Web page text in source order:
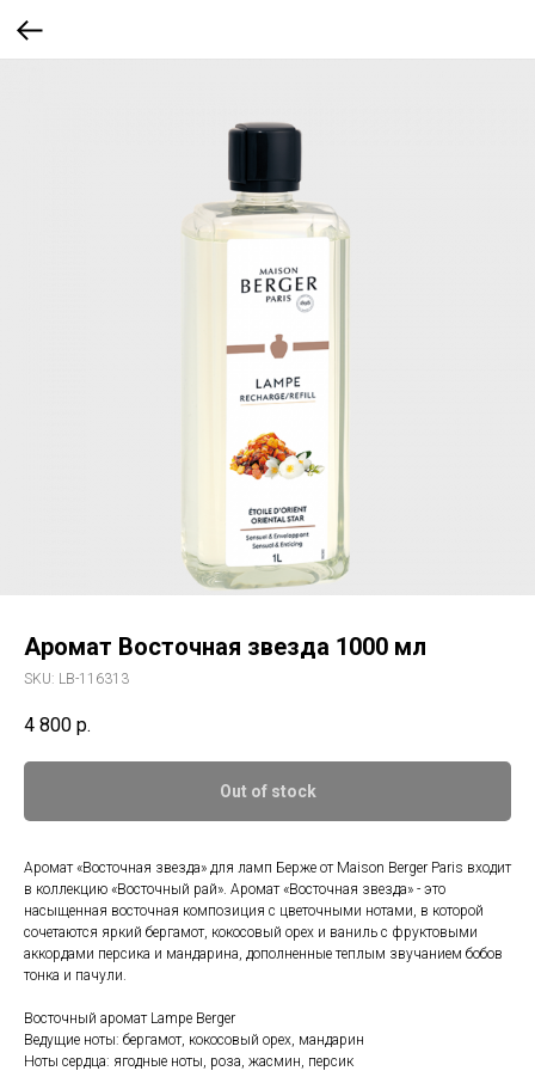
Аромат Восточная звезда 1000 мл
SKU: LB-116313
4 800 р.
Out of stock
Аромат «Восточная звезда» для ламп Берже от Maison Berger Paris входит
в коллекцию «Восточный рай». Аромат «Восточная звезда» - это
насыщенная восточная композиция с цветочными нотами, в которой
сочетаются яркий бергамот, кокосовый орех и ваниль с фруктовыми
аккордами персика и мандарина, дополненные теплым звучанием бобов
тонка и пачули.
Восточный аромат Lampe Berger
Ведущие ноты: бергамот, кокосовый орех, мандарин
Ноты сердца: ягодные ноты, роза, жасмин, персик